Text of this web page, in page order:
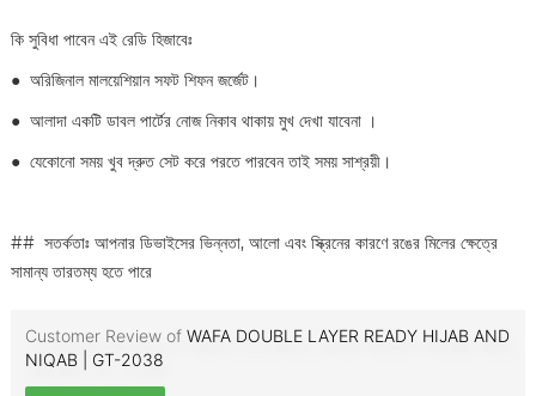
কি সুবিধা পাবেন এই রেডি হিজাবেঃ
●অরিজিনাল মালয়েশিয়ান সফট শিফন জর্জেট।
●আলাদা একটি ডাবল পার্টের নোজ নিকাব থাকায় মুখ দেখা যাবেনা ।
●যেকোনো সময় খুব দ্রুত সেট করে পরতে পারবেন তাই সময় সাশ্রয়ী।
## সতর্কতাঃ আপনার ডিভাইসের ভিন্নতা, আলো এবং স্ক্রিনের কারণে রঙের মিলের ক্ষেত্রে
সামান্য তারতম্য হতে পারে
Customer Review of WAFA DOUBLE LAYER READY HIJAB AND
NIQAB | GT-2038